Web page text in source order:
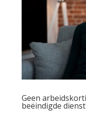
Geen
beëindigde